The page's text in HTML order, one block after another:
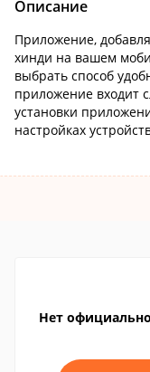
Описание
Приложение,
хинди на вашем
выбрать способ
приложение входит
установки
настройках
Нет